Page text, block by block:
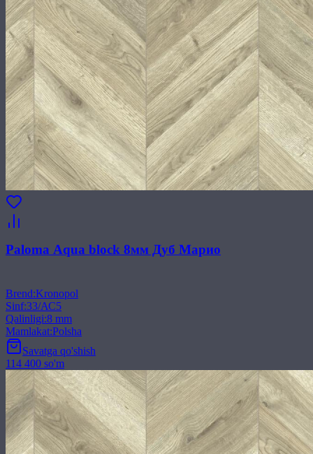
Paloma Aqua block 8мм Дуб Марио
Brend:Kronopol
Sinf:33/АС5
Qalinligi:8 mm
Mamlakat:Polsha
Savatga qo'shish
114 400 so'm